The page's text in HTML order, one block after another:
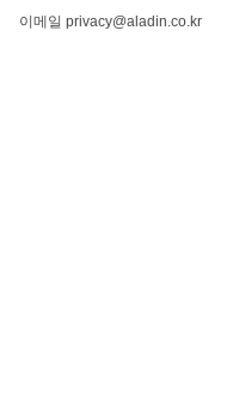
이메일 privacy@aladin.co.kr